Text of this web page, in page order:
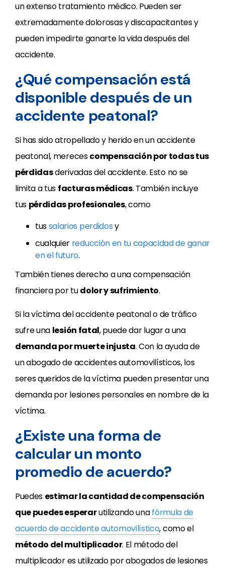
un extenso tratamiento médico. Pueden ser
extremadamente dolorosas y discapacitantes y
pueden impedirte ganarte la vida después del
accidente.
¿Qué compensación está
disponible después de un
accidente peatonal?
Si has sido atropellado y herido en un accidente
peatonal, merecescompensación por todas tus
pérdidasderivadas del accidente. Esto no se
limita a tus facturas médicas. También incluye
tus pérdidas profesionales, como
tussalarios perdidosy
cualquier reducción en tu capacidad de ganar
en el futuro.
También tienes derecho a una compensación
financiera por tudolor y sufrimiento.
Si la víctima del accidente peatonal o de tráfico
sufre una lesión fatal, puede dar lugar a una
demanda por muerte injusta. Con la ayuda de
un abogado de accidentes automovilísticos, los
seres queridos de la víctima pueden presentar una
demanda por lesiones personales en nombre de la
víctima.
¿Existe una forma de
calcular un monto
promedio de acuerdo?
Puedes estimar la cantidad de compensación
que puedes esperarutilizando unafórmula de
acuerdo de accidente automovilístico, como el
método del multiplicador. El método del
multiplicador es utilizado por abogados de lesiones